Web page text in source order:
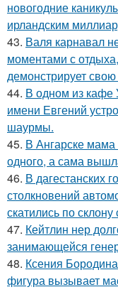
новогодние
ирландским
43. Валя карнавал
моментами с
демонстрирует
44. В одном из
имени Евгений
шаурмы.
45. В Ангарске
одного, а сама
46. В дагестанских
столкновений
скатились по
47. Кейтлин нер
занимающейся
48. Ксения
фигура вызывает